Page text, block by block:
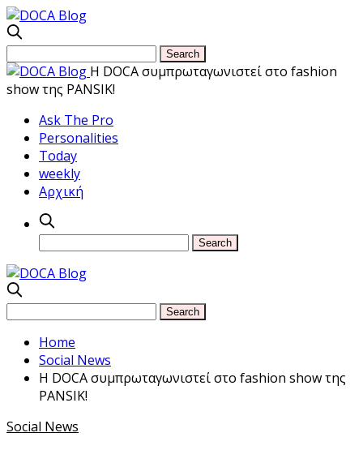
Η DOCA συμπρωταγωνιστεί στο fashion
show της PANSIK!
Ask The Pro
Personalities
Today
weekly
Αρχική
Home
Social News
Η DOCA συμπρωταγωνιστεί στο fashion show της
PANSIK!
Social News